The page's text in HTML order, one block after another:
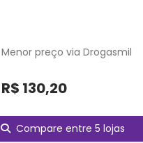
Menor preço via Drogasmil
R$ 130,20
Compare entre 5 lojas